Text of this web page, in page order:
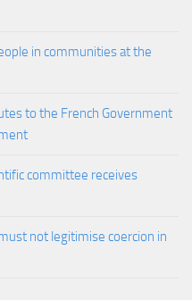
in communities at the
to the French Government
committee receives
not legitimise coercion in